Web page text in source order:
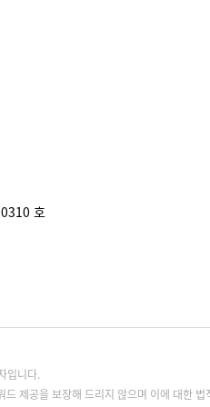
호
입니다.
제공을 보장해 드리지 않으며 이에 대한